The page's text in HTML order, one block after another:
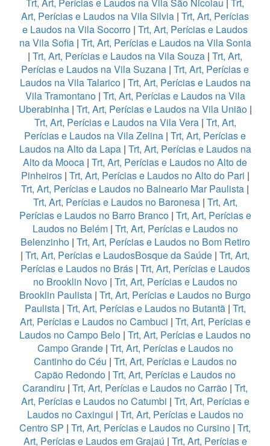
Trt, Art, Perícias e Laudos na Vila São Nicolau | Trt,
Art, Perícias e Laudos na Vila Silvia | Trt, Art, Perícias
e Laudos na Vila Socorro | Trt, Art, Perícias e Laudos
na Vila Sofia| Trt, Art, Perícias e Laudos na Vila Sonia
| Trt, Art, Perícias e Laudos na Vila Souza | Trt, Art,
Perícias e Laudos na Vila Suzana | Trt, Art, Perícias e
Laudos na Vila Talarico| Trt, Art, Perícias e Laudos na
Vila Tramontano| Trt, Art, Perícias e Laudos na Vila
Uberabinha| Trt, Art, Perícias e Laudos na Vila União|
Trt, Art, Perícias e Laudos na Vila Vera| Trt, Art,
Perícias e Laudos na Vila Zelina | Trt, Art, Perícias e
Laudos na Alto da Lapa| Trt, Art, Perícias e Laudos na
Alto da Mooca | Trt, Art, Perícias e Laudos no Alto de
Pinheiros| Trt, Art, Perícias e Laudos no Alto do Pari |
Trt, Art, Perícias e Laudos no Balneario Mar Paulista |
Trt, Art, Perícias e Laudos no Baronesa| Trt, Art,
Perícias e Laudos no Barro Branco| Trt, Art, Perícias e
Laudos no Belém| Trt, Art, Perícias e Laudos no
Belenzinho| Trt, Art, Perícias e Laudos no Bom Retiro
| Trt, Art, Perícias e LaudosBosque da Saúde | Trt, Art,
Perícias e Laudos no Brás| Trt, Art, Perícias e Laudos
no Brooklin Novo| Trt, Art, Perícias e Laudos no
Brooklin Paulista | Trt, Art, Perícias e Laudos no Burgo
Paulista| Trt, Art, Perícias e Laudos no Butantã| Trt,
Art, Perícias e Laudos no Cambuci | Trt, Art, Perícias e
Laudos no Campo Belo | Trt, Art, Perícias e Laudos no
Campo Grande| Trt, Art, Perícias e Laudos no
Cantinho do Céu | Trt, Art, Perícias e Laudos no
Capão Redondo | Trt, Art, Perícias e Laudos no
Carandiru | Trt, Art, Perícias e Laudos no Carrão | Trt,
Art, Perícias e Laudos no Catumbi | Trt, Art, Perícias e
Laudos no Caxingui | Trt, Art, Perícias e Laudos no
Centro SP | Trt, Art, Perícias e Laudos no Cursino | Trt,
Art, Perícias e Laudos em Grajaú | Trt, Art, Perícias e